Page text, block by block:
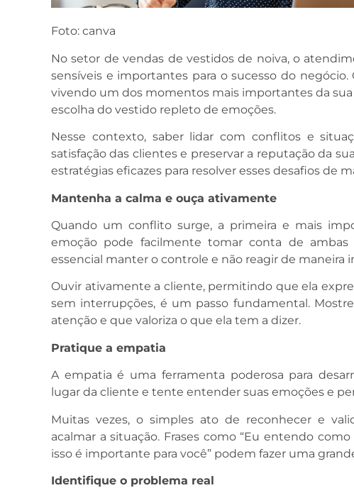
Foto: canva
No setor de vendas de vestidos de noiva, o
sensíveis e importantes para o sucesso do
vivendo um dos momentos mais importantes da
escolha do vestido repleto de emoções.
Nesse contexto, saber lidar com conflitos e
satisfação das clientes e preservar a reputação da
estratégias eficazes para resolver esses desafios de
Mantenha a calma e ouça ativamente
Quando um conflito surge, a primeira e mais
emoção pode facilmente tomar conta de ambas
essencial manter o controle e não reagir de maneira
Ouvir ativamente a cliente, permitindo que ela
sem interrupções, é um passo fundamental.
atenção e que valoriza o que ela tem a dizer.
Pratique a empatia
A empatia é uma ferramenta poderosa para
lugar da cliente e tente entender suas emoções e
Muitas vezes, o simples ato de reconhecer e
acalmar a situação. Frases como “Eu entendo
isso é importante para você” podem fazer uma
Identifique o problema real